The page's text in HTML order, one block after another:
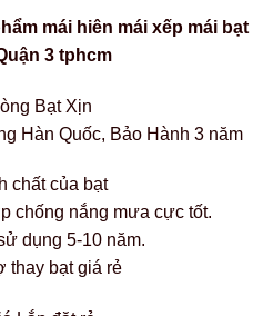
mái hiên mái xếp mái bạt
3 tphcm
Bạt Xịn
Hàn Quốc, Bảo Hành 3 năm
chất của bạt
chống nắng mưa cực tốt.
dụng 5-10 năm.
thay bạt giá rẻ